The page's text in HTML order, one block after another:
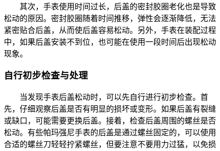
其次，手表使用时间过长，后盖的密封胶圈老化也是导致
松动的原因。密封胶圈随着时间推移，弹性会逐渐降低，无法
紧密贴合后盖，从而使后盖容易松动。另外，手表在装配过程
中，如果后盖安装不到位，也可能在使用一段时间后出现松动
现象。
自行初步检查与处理
当发现手表后盖松动时，可以先自行进行初步检查。首
先，仔细观察后盖是否有明显的损坏或变形。如果后盖有裂缝
或缺口，可能需要更换后盖。接着，检查后盖周围的螺丝是否
松动。有些帕玛强尼手表的后盖是通过螺丝固定的，可以使用
合适的螺丝刀轻轻拧紧螺丝，但要注意不要用力过猛，以免损